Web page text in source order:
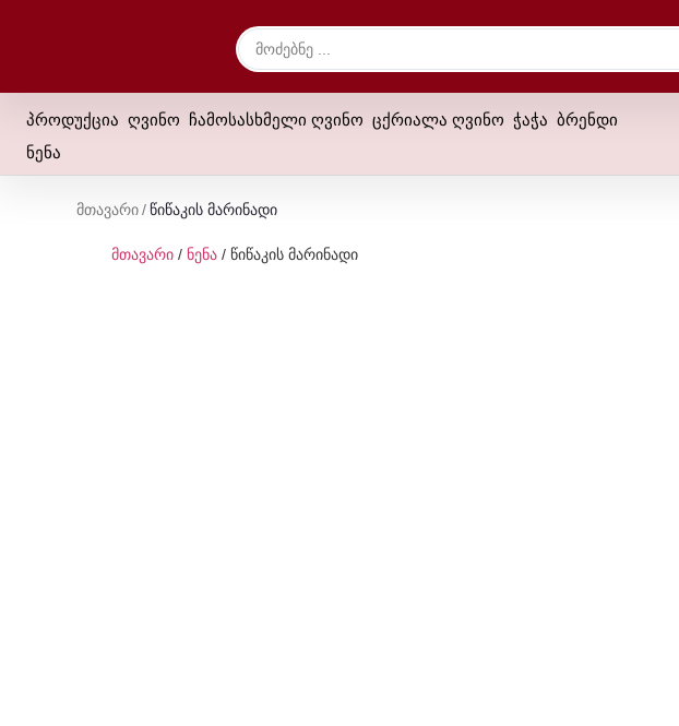
პროდუქცია ღვინო ჩამოსასხმელი ღვინო ცქრიალა ღვინო ჭაჭა ბრენდი
ნენა
Მთავარი/Წიწაკის Მარინადი
მთავარი / ნენა / წიწაკის მარინადი